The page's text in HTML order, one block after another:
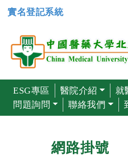
實名登記系統
ESG專區 醫院介紹 就
問題詢問
聯絡我們
網路掛號